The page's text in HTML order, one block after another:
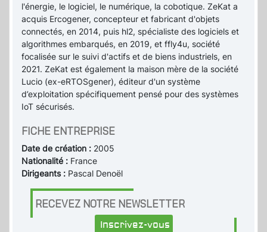
l'énergie, le logiciel, le numérique, la cobotique. ZeKat a
acquis Ercogener, concepteur et fabricant d'objets
connectés, en 2014, puis hl2, spécialiste des logiciels et
algorithmes embarqués, en 2019, et ffly4u, société
focalisée sur le suivi d'actifs et de biens industriels, en
2021. ZeKat est également la maison mère de la société
Lucio (ex-eRTOSgener), éditeur d'un système
d’exploitation spécifiquement pensé pour des systèmes
IoT sécurisés.
FICHE ENTREPRISE
Date de création : 2005
Nationalité : France
Dirigeants : Pascal Denoël
RECEVEZ NOTRE NEWSLETTER
Inscrivez-vous